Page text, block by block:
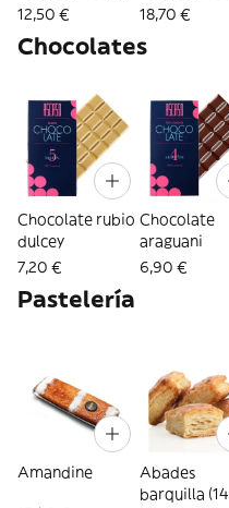
12,50 €
18,70 €
Chocolates
Chocolate rubio
dulcey
7,20 €
Chocolate
araguani
6,90 €
Pastelería
Amandine
Abades
barquilla (14